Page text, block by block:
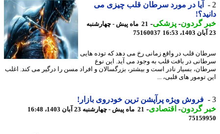
آیا در مورد سرطان قلب چیزی می
گردون-پزشکی-
21 ماه پیش - چهارشنبه
75160037
قلب در واقع زمانی رخ می دهد که توده هایی
در بافت قلب به وجود می آید. این نوع
بسیار نادر است و بیشتر، بزرگسالان و افراد مسن را درگیر می کند. اغلب
تومور های قلبی، ...
فروش ویژه پرآپشن ترین خودروی بازار!
گردون-اقتصادی-21 ماه پیش - چهارشنبه 23 آبان 1403، 16:48